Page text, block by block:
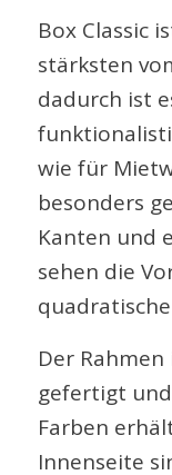
Box Classic
stärksten
dadurch ist
wie für
besonders
Kanten und
sehen die
Der
gefertigt
Farben
Innenseite